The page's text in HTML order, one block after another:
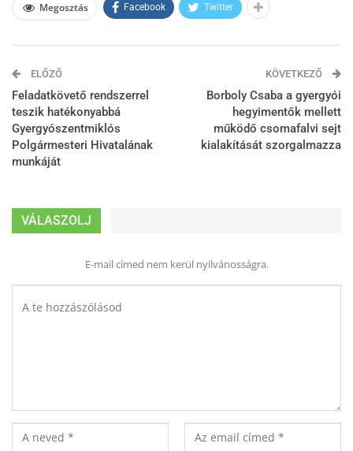
Megosztás Facebook Twitter
ELŐZŐ
Feladatkövető rendszerrel
teszik hatékonyabbá
Gyergyószentmiklós
Polgármesteri Hivatalának
munkáját
KÖVETKEZŐ
Borboly Csaba a gyergyói
hegyimentők mellett
működő csomafalvi sejt
kialakítását szorgalmazza
VÁLASZOLJ
E-mail címed nem kerül nyilvánosságra.